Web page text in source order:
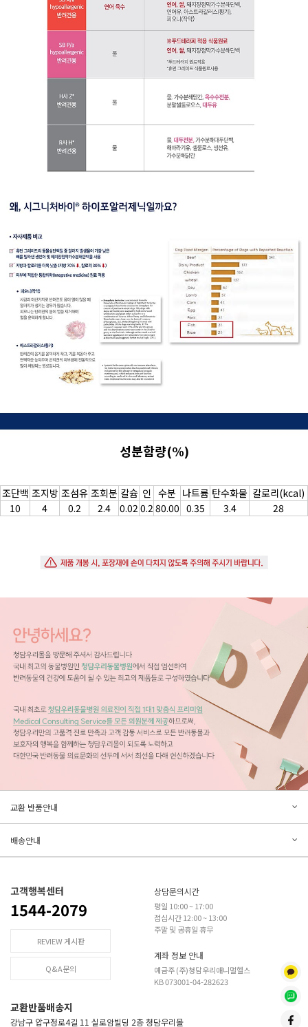
성분함량(%)
조단백 조지방 조섬유 조회분 칼슘 인 수분 나트륨 탄수화물 칼로리(kcal)
10
4 0.2 2.4 0.02 0.2 80.00 0.35 3.4 28
교환 반품안내
배송안내
고객행복센터
1544-2079
REVIEW 게시판
Q&A문의
상담문의시간
평일 10:00 ~ 17:00
점심시간 12:00 ~ 13:00
주말 및 공휴일 휴무
계좌 정보 안내
예금주 (주)청담우리애니멀헬스
KB 073001-04-282623
교환반품배송지
강남구 압구정로4길 11 실로암빌딩 2층 청담우리몰